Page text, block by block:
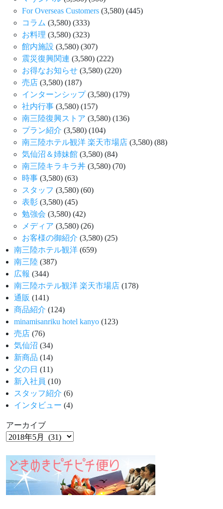
For Overseas Customers (3,580) (445)
コラム (3,580) (333)
お料理 (3,580) (323)
館内施設 (3,580) (307)
震災復興関連 (3,580) (222)
お得なお知らせ (3,580) (220)
売店 (3,580) (187)
インターンシップ(3,580) (179)
社内行事 (3,580) (157)
南三陸復興ストア (3,580) (136)
プラン紹介 (3,580) (104)
南三陸ホテル観洋 楽天市場店 (3,580) (88)
気仙沼＆姉妹館 (3,580) (84)
南三陸キラキラ丼 (3,580) (70)
時事 (3,580) (63)
スタッフ (3,580) (60)
表彰 (3,580) (45)
勉強会 (3,580) (42)
メディア (3,580) (26)
お客様の御紹介 (3,580) (25)
南三陸ホテル観洋 (659)
南三陸 (387)
広報 (344)
南三陸ホテル観洋 楽天市場店 (178)
通販 (141)
商品紹介 (124)
minamisanriku hotel kanyo (123)
売店 (76)
気仙沼 (34)
新商品 (14)
父の日 (11)
新入社員 (10)
スタッフ紹介 (6)
インタビュー (4)
アーカイブ